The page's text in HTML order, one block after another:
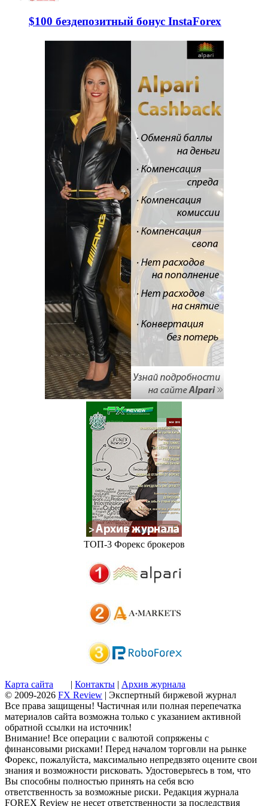
$100 бездепозитный бонус InstaForex
ТОП-3 Форекс брокеров
Карта сайта | Контакты | Архив журнала
© 2009-2026 FX Review | Экспертный биржевой журнал
Все права защищены! Частичная или полная перепечатка
материалов сайта возможна только с указанием активной
обратной ссылки на источник!
Внимание! Все операции с валютой сопряжены с
финансовыми рисками! Перед началом торговли на рынке
Форекс, пожалуйста, максимально непредвзято оцените свои
знания и возможности рисковать. Удостоверьтесь в том, что
Вы способны полностью принять на себя всю
ответственность за возможные риски. Редакция журнала
FOREX Review не несет ответственности за последствия